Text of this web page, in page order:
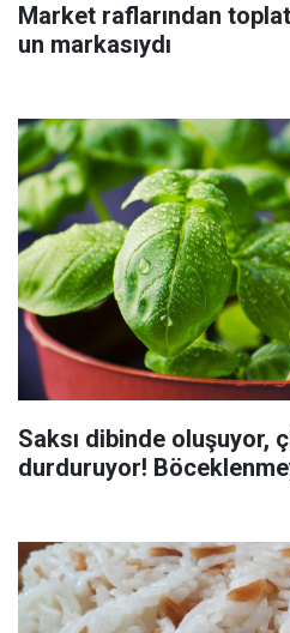
Market raflarından
un markasıydı
Saksı dibinde oluşuyor,
durduruyor!